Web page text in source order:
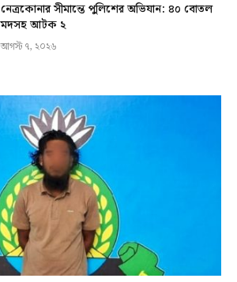
নেত্রকোনার সীমান্তে পুলিশের অভিযান: ৪০ বোতল
মদসহ আটক ২
আগস্ট ৭, ২০২৬